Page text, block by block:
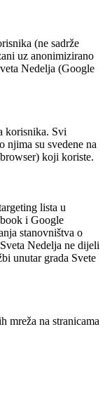
(ne sadrže
uz anonimizirano
Nedelja (Google
korisnika. Svi
su svedene na
koji koriste.
lista u
i Google
stanovništva o
Nedelja ne dijeli
unutar grada Svete
mreža na stranicama